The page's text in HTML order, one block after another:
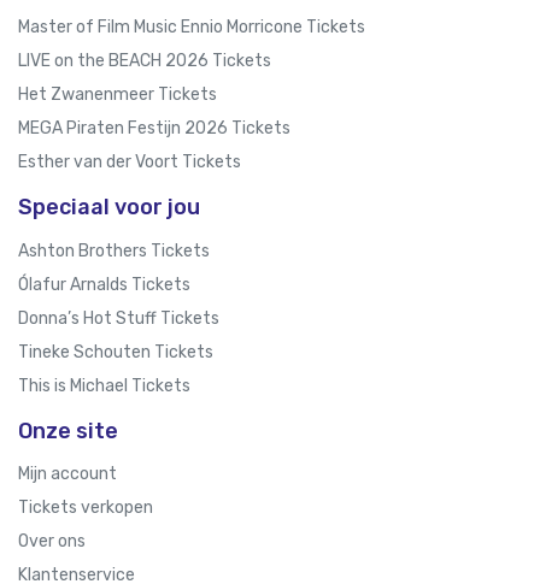
Master of Film Music Ennio Morricone Tickets
LIVE on the BEACH 2026 Tickets
Het Zwanenmeer Tickets
MEGA Piraten Festijn 2026 Tickets
Esther van der Voort Tickets
Speciaal voor jou
Ashton Brothers Tickets
Ólafur Arnalds Tickets
Donna’s Hot Stuff Tickets
Tineke Schouten Tickets
This is Michael Tickets
Onze site
Mijn account
Tickets verkopen
Over ons
Klantenservice